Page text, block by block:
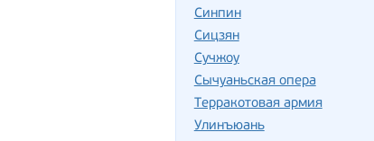
Синпин
Сицзян
Сучжоу
Сычуаньская опера
Терракотовая армия
Улинъюань